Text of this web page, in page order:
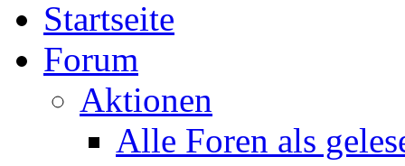
Startseite
Forum
Aktionen
Alle Foren als